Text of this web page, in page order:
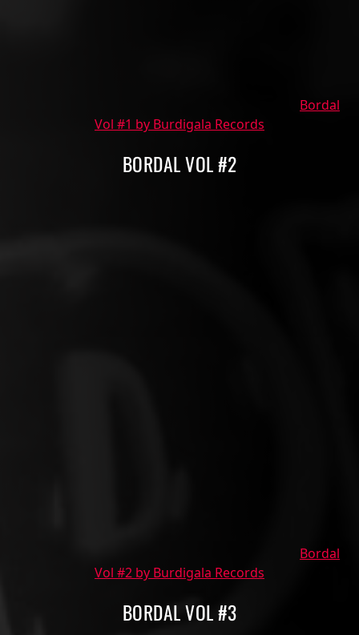
Bordal
Vol #1 by Burdigala Records
BORDAL VOL #2
Bordal
Vol #2 by Burdigala Records
BORDAL VOL #3